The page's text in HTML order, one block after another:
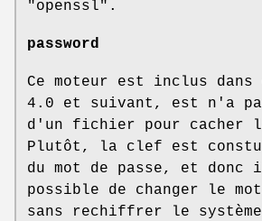
"openssl".
password
Ce moteur est inclus dans
4.0 et suivant, est n'a
d'un fichier pour cacher
Plutôt, la clef est
du mot de passe, et
possible de changer le
sans rechiffrer le